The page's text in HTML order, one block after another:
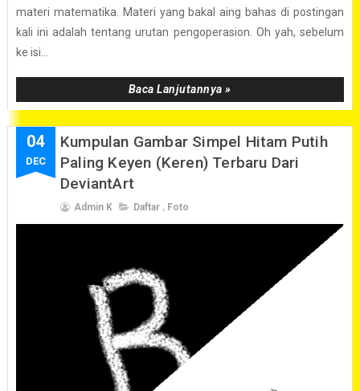
materi matematika. Materi yang bakal aing bahas di postingan
kali ini adalah tentang urutan pengoperasion. Oh yah, sebelum
ke isi...
Baca Lanjutannya »
04
DEC
Kumpulan Gambar Simpel Hitam Putih
Paling Keyen (Keren) Terbaru Dari
DeviantArt
Admin K Daftar , Foto